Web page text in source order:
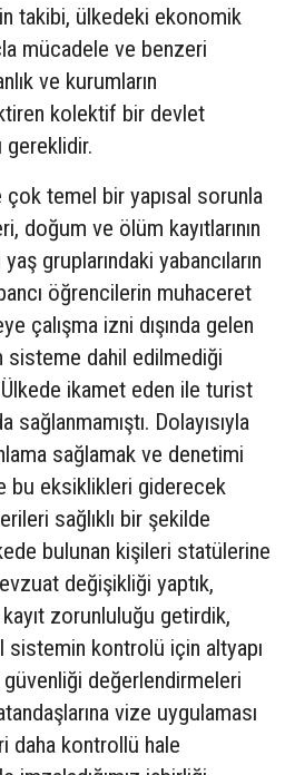
takibi, ülkedeki ekonomik
mücadele ve benzeri
ve kurumların
kolektif bir devlet
gereklidir.
temel bir yapısal sorunla
doğum ve ölüm kayıtlarının
gruplarındaki yabancıların
öğrencilerin muhaceret
çalışma izni dışında gelen
sisteme dahil edilmediği
ikamet eden ile turist
sağlanmamıştı. Dolayısıyla
sağlamak ve denetimi
bu eksiklikleri giderecek
sağlıklı bir şekilde
bulunan kişileri statülerine
değişikliği yaptık,
kayıt zorunluluğu getirdik,
sistemin kontrolü için altyapı
güvenliği değerlendirmeleri
vize uygulaması
daha kontrollü hale